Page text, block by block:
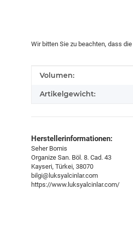
Wir bitten Sie zu beachten, dass
Produkteigenschaft
Wert
Volumen:
Artikelgewicht:
Herstellerinformationen:
Seher Bomis
Organize San. Böl. 8. Cad. 43
Kayseri, Türkei, 38070
bilgi@luksyalcinlar.com
https://www.luksyalcinlar.com/